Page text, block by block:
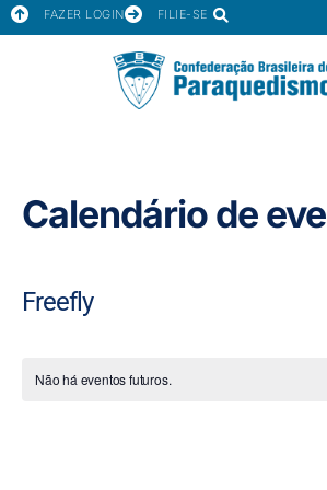
FAZER LOGIN FILIE-SE
Calendário de
Freefly
Não há eventos futuros.